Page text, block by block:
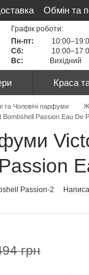
Обмін та
Графік роботи:
Пн-пт:
Сб:
Вс:
Вихідний
Краса
та Чоловічі парфуми
Passion Eau De
Passion-2
грн